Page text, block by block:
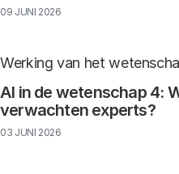
09 JUNI 2026
AI in de wetenschap 4:
verwachten experts?
Werking van het
03 JUNI 2026